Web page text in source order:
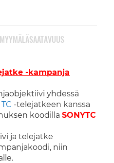
-kampanja
yhdessä
-telejatkeen kanssa
koodilla SONYTC
ja telejatke
niin
MYYMÄLÄSAATAVUUS